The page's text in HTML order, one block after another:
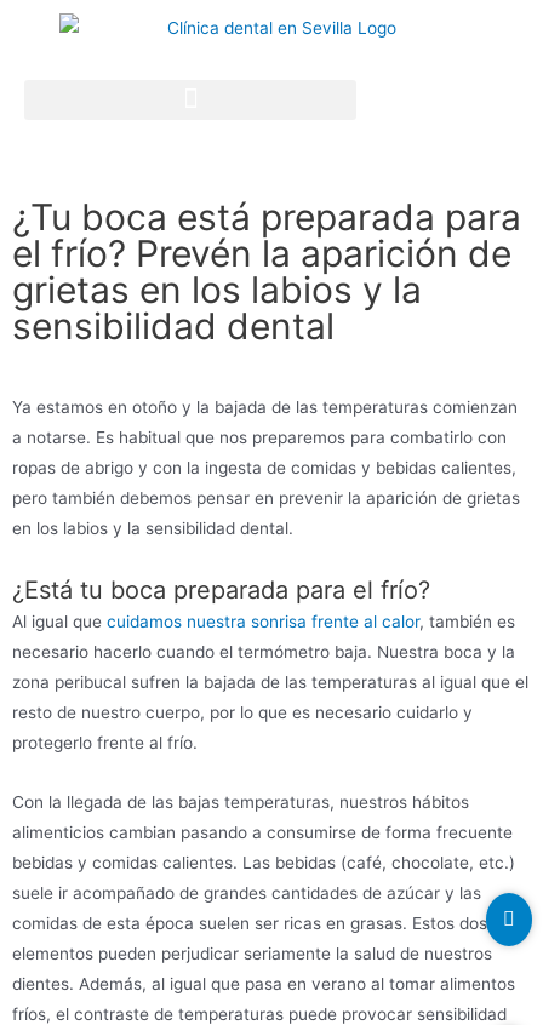
¿Tu boca está preparada para
el frío? Prevén la aparición de
grietas en los labios y la
sensibilidad dental
Ya estamos en otoño y la bajada de las temperaturas comienzan
a notarse. Es habitual que nos preparemos para combatirlo con
ropas de abrigo y con la ingesta de comidas y bebidas calientes,
pero también debemos pensar en prevenir la aparición de grietas
en los labios y la sensibilidad dental.
¿Está tu boca preparada para el frío?
Al igual que cuidamos nuestra sonrisa frente al calor, también es
necesario hacerlo cuando el termómetro baja. Nuestra boca y la
zona peribucal sufren la bajada de las temperaturas al igual que el
resto de nuestro cuerpo, por lo que es necesario cuidarlo y
protegerlo frente al frío.
Con la llegada de las bajas temperaturas, nuestros hábitos
alimenticios cambian pasando a consumirse de forma frecuente
bebidas y comidas calientes. Las bebidas (café, chocolate, etc.)
suele ir acompañado de grandes cantidades de azúcar y las
comidas de esta época suelen ser ricas en grasas. Estos dos
elementos pueden perjudicar seriamente la salud de nuestros
dientes. Además, al igual que pasa en verano al tomar alimentos
fríos, el contraste de temperaturas puede provocar sensibilidad